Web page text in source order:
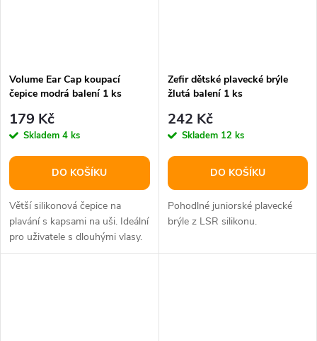
Volume Ear Cap koupací
čepice modrá balení 1 ks
179 Kč
Skladem 4 ks
DO KOŠÍKU
Větší silikonová čepice na
plavání s kapsami na uši. Ideální
pro uživatele s dlouhými vlasy.
Zefir dětské plavecké brýle
žlutá balení 1 ks
242 Kč
Skladem 12 ks
DO KOŠÍKU
Pohodlné juniorské plavecké
brýle z LSR silikonu.